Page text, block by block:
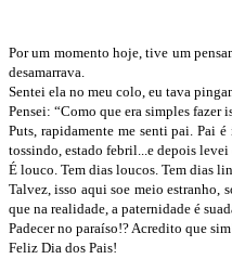
Por um momento hoje, tive um
desamarrava.
Sentei ela no meu colo, eu tava
Pensei: “Como que era simples fazer
Puts, rapidamente me senti pai. Pai
tossindo, estado febril...e depois
É louco. Tem dias loucos. Tem dias
Talvez, isso aqui soe meio estranho,
que na realidade, a paternidade é
Padecer no paraíso!? Acredito que
Feliz Dia dos Pais!